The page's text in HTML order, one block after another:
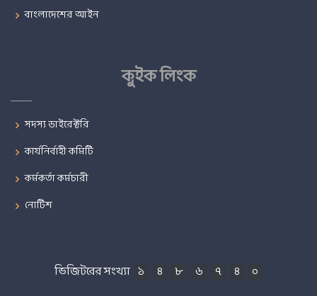
বাংলাদেশের আইন
কুইক লিংক
সদস্য ডাইরেক্টরি
কার্যনির্বাহী কমিটি
কর্মকর্তা কর্মচারী
নোটিশ
ভিজিটরের সংখ্যা ১ ৪ ৮ ৬ ৭ ৪ ০